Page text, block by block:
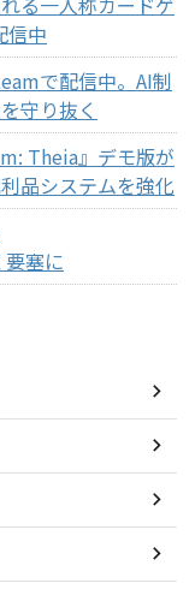
信中
で配信中。AI制
守り抜く
Theia』デモ版が
品システムを強化
塞に